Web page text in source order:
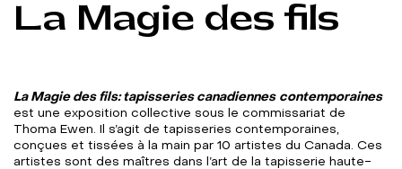
La Magie des fils
La Magie des fils: tapisseries canadiennes contemporaines
est une exposition collective sous le commissariat de
Thoma Ewen. Il s’agit de tapisseries contemporaines,
conçues et tissées à la main par 10 artistes du Canada. Ces
artistes sont des maîtres dans l’art de la tapisserie haute-